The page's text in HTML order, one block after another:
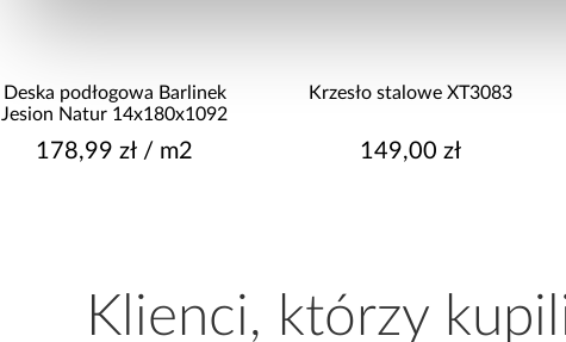
Deska podłogowa Barlinek
Jesion Natur 14x180x1092
178,99 zł / m2
Krzesło stalowe XT3083
149,00 zł
Klienci, którzy